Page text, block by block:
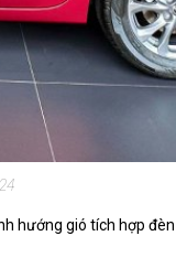
hướng gió tích hợp